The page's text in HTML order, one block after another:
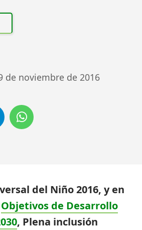
de noviembre de 2016
del Niño 2016, y en
Objetivos de Desarrollo
, Plena inclusión